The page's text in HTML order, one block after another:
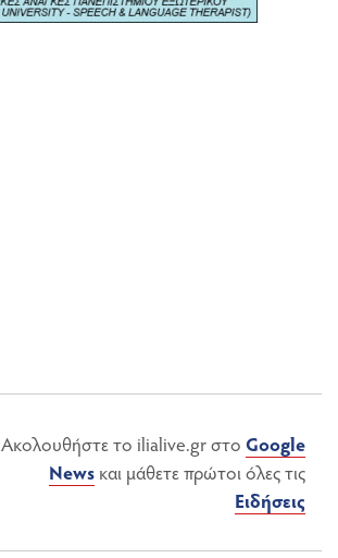
Ακολουθήστε το ilialive.gr στο Google
News και μάθετε πρώτοι όλες τις
Ειδήσεις